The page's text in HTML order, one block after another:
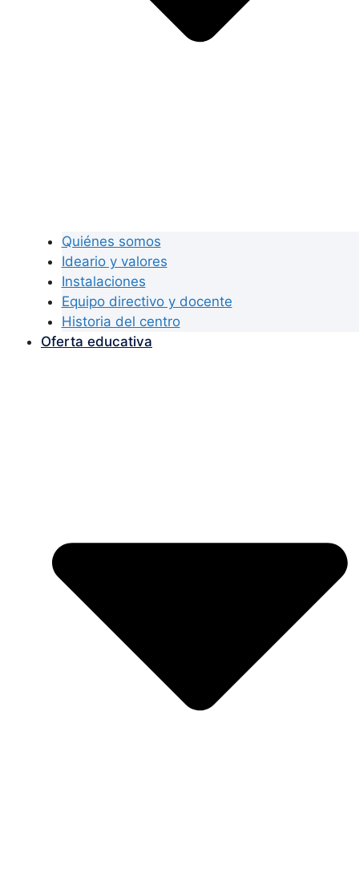
Quiénes somos
Ideario y valores
Instalaciones
Equipo directivo y docente
Historia del centro
Oferta educativa